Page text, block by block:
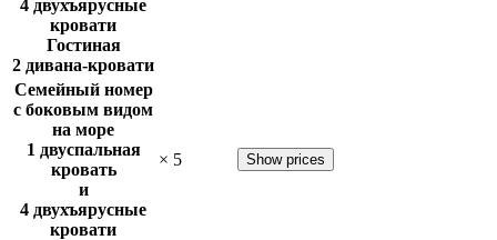
4 двухъярусные
кровати
Гостиная
2 дивана-кровати
Семейный номер
с боковым видом
на море
1 двуспальная
кровать
и
4 двухъярусные
кровати
× 5 Show prices